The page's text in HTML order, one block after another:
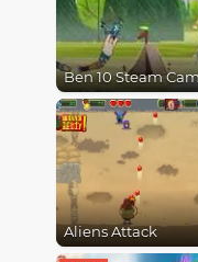
Aliens Attack